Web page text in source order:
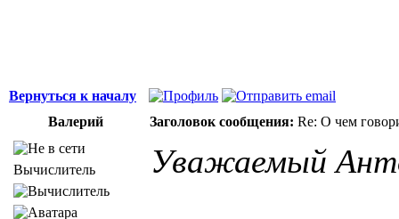
Вернуться к началу
Валерий
Заголовок сообщения: Re: О чем
Вычислитель Уважаемый